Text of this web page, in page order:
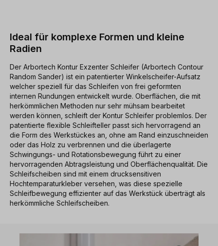
Ideal für komplexe Formen und kleine
Radien
Der Arbortech Kontur Exzenter Schleifer (Arbortech Contour
Random Sander) ist ein patentierter Winkelscheifer-Aufsatz
welcher speziell für das Schleifen von frei geformten
internen Rundungen entwickelt wurde. Oberflächen, die mit
herkömmlichen Methoden nur sehr mühsam bearbeitet
werden können, schleift der Kontur Schleifer problemlos. Der
patentierte flexible Schleifteller passt sich hervorragend an
die Form des Werkstückes an, ohne am Rand einzuschneiden
oder das Holz zu verbrennen und die überlagerte
Schwingungs- und Rotationsbewegung führt zu einer
hervorragenden Abtragsleistung und Oberflächenqualität. Die
Schleifscheiben sind mit einem drucksensitiven
Hochtemparaturkleber versehen, was diese spezielle
Schleifbewegung effizienter auf das Werkstück überträgt als
herkömmliche Schleifscheiben.